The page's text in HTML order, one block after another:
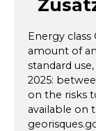
Energy class
amount of
standard
2025:
on the risks
available on